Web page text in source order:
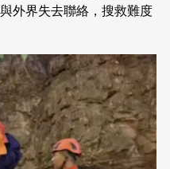
外界失去聯絡，搜救難度